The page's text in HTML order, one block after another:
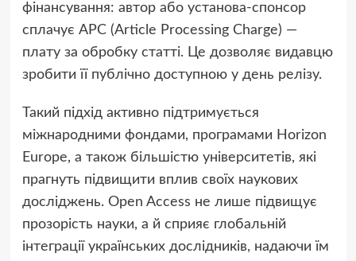
фінансування: автор або установа-спонсор
сплачує APC (Article Processing Charge) —
плату за обробку статті. Це дозволяє видавцю
зробити її публічно доступною у день релізу.
Такий підхід активно підтримується
міжнародними фондами, програмами Horizon
Europe, а також більшістю університетів, які
прагнуть підвищити вплив своїх наукових
досліджень. Open Access не лише підвищує
прозорість науки, а й сприяє глобальній
інтеграції українських дослідників, надаючи їм